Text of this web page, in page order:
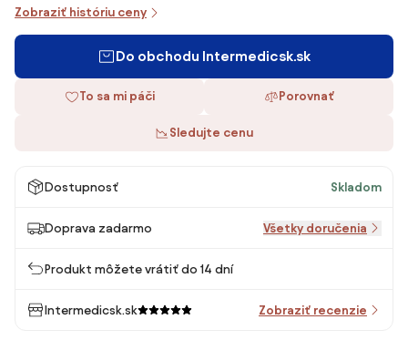
Zobraziť históriu ceny
Do obchodu Intermedicsk.sk
To sa mi páči Porovnať
Sledujte cenu
Dostupnosť Skladom
Doprava zadarmo Všetky doručenia
Produkt môžete vrátiť do 14 dní
Intermedicsk.sk Zobraziť recenzie